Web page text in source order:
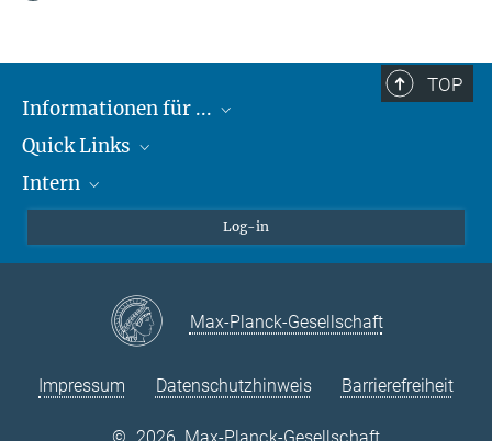
TOP
Informationen für ...
Lieferanten
Studierende
Quick Links
Max-Planck-Gesellschaft
Max-Planck-Campus Tübingen
Stellenangebote
Intern
VPN-Hilfe
Log-in
Max-Planck-Gesellschaft
Impressum Datenschutzhinweis Barrierefreiheit